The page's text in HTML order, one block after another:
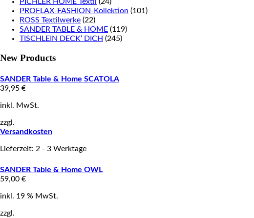
PICHLER HOME Textil (24)
PROFLAX-FASHION-Kollektion (101)
ROSS Textilwerke (22)
SANDER TABLE & HOME (119)
TISCHLEIN DECK‘ DICH (245)
New Products
SANDER Table & Home SCATOLA
39,95 €
inkl. MwSt.
zzgl.
Versandkosten
Lieferzeit: 2 - 3 Werktage
SANDER Table & Home OWL
59,00 €
inkl. 19 % MwSt.
zzgl.